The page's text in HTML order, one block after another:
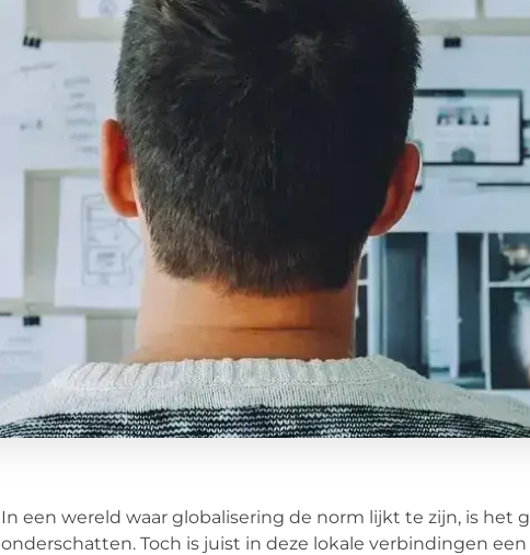
In een wereld waar globalisering de norm lijkt te zijn, is
onderschatten. Toch is juist in deze lokale verbindingen